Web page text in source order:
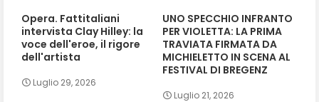
Opera. Fattitaliani
intervista Clay Hilley: la
voce dell'eroe, il rigore
dell'artista
Luglio 29, 2026
UNO SPECCHIO INFRANTO
PER VIOLETTA: LA PRIMA
TRAVIATA FIRMATA DA
MICHIELETTO IN SCENA AL
FESTIVAL DI BREGENZ
Luglio 21, 2026